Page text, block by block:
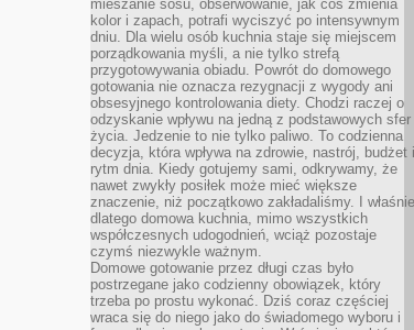
mieszanie sosu, obserwowanie, jak coś zmienia
kolor i zapach, potrafi wyciszyć po intensywnym
dniu. Dla wielu osób kuchnia staje się miejscem
porządkowania myśli, a nie tylko strefą
przygotowywania obiadu. Powrót do domowego
gotowania nie oznacza rezygnacji z wygody ani
obsesyjnego kontrolowania diety. Chodzi raczej o
odzyskanie wpływu na jedną z podstawowych sfer
życia. Jedzenie to nie tylko paliwo. To codzienna
decyzja, która wpływa na zdrowie, nastrój, budżet i
rytm dnia. Kiedy gotujemy sami, odkrywamy, że
nawet zwykły posiłek może mieć większe
znaczenie, niż początkowo zakładaliśmy. I właśnie
dlatego domowa kuchnia, mimo wszystkich
współczesnych udogodnień, wciąż pozostaje
czymś niezwykle ważnym.
Domowe gotowanie przez długi czas było
postrzegane jako codzienny obowiązek, który
trzeba po prostu wykonać. Dziś coraz częściej
wraca się do niego jako do świadomego wyboru i